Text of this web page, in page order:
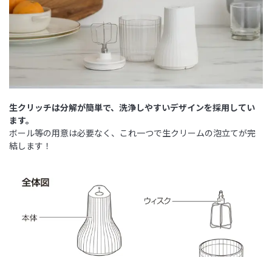
生クリッチは分解が簡単で、洗浄しやすいデザインを採用してい
ます。
ボール等の用意は必要なく、これ一つで生クリームの泡立てが完
結します！